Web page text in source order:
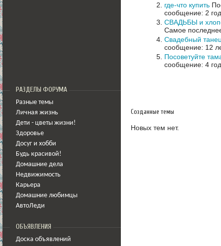
РАЗДЕЛЫ ФОРУМА
Разные темы
Личная жизнь
Дети - цветы жизни!
Здоровье
Досуг и хобби
Будь красивой!
Домашние дела
Недвижимость
Карьера
Домашние любимцы
АвтоЛеди
ОБЪЯВЛЕНИЯ
Доска объявлений
где-что купить
сообщение: 2
СВАДЬБЫ и
Самое
Свадебный
сообщение: 12
Посоветуйте
сообщение: 4
Созданные темы
Новых тем нет.